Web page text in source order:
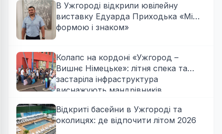
В Ужгороді відкрили ювілейну
виставку Едуарда Приходька «Між
формою і знаком»
Колапс на кордоні «Ужгород –
Вишнє Німецьке»: літня спека та
застаріла інфраструктура
виснажують мандрівників
Відкриті басейни в Ужгороді та
околицях: де відпочити літом 2026